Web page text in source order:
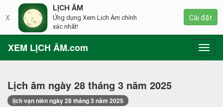
XEM LỊCH ÂM.com
Lịch âm ngày 28 tháng 3 năm 2025
lịch vạn niên ngày 28 tháng 3 năm 2025
X
LỊCH ÂM
Ứng dụng Xem Lịch Âm chính
xác nhất!
Cài đặt